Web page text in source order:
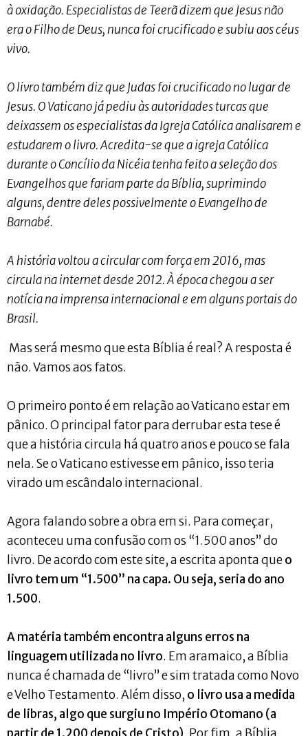
à oxidação. Especialistas de Teerã dizem que Jesus não
era o Filho de Deus, nunca foi crucificado e subiu aos céus
vivo.
O livro também diz que Judas foi crucificado no lugar de
Jesus. O Vaticano já pediu às autoridades turcas que
deixassem os especialistas da Igreja Católica analisarem e
estudarem o livro. Acredita-se que a igreja Católica
durante o Concílio da Nicéia tenha feito a seleção dos
Evangelhos que fariam parte da Bíblia, suprimindo
alguns, dentre deles possivelmente o Evangelho de
Barnabé.
A história voltou a circular com força em 2016, mas
circula na internet desde 2012. À época chegou a ser
notícia na imprensa internacional e em alguns portais do
Brasil.
Mas será mesmo que esta Bíblia é real? A resposta é
não. Vamos aos fatos.
O primeiro ponto é em relação ao Vaticano estar em
pânico. O principal fator para derrubar esta tese é
que a história circula há quatro anos e pouco se fala
nela. Se o Vaticano estivesse em pânico, isso teria
virado um escândalo internacional.
Agora falando sobre a obra em si. Para começar,
aconteceu uma confusão com os “1.500 anos” do
livro. De acordo com este site, a escrita aponta queo
livro tem um “1.500” na capa. Ou seja, seria do ano
1.500.
A matéria também encontra alguns erros na
linguagem utilizada no livro. Em aramaico, a Bíblia
nunca é chamada de “livro” e sim tratada como Novo
e Velho Testamento. Além disso, o livro usa a medida
de libras, algo que surgiu no Império Otomano (a